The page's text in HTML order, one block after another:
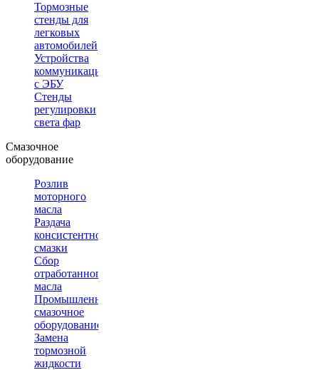
Тормозные
стенды для
легковых
автомобилей
Устройства
коммуникации
с ЭБУ
Стенды
регулировки
света фар
Смазочное
оборудование
Розлив
моторного
масла
Раздача
консистентной
смазки
Сбор
отработанного
масла
Промышленное
смазочное
оборудование
Замена
тормозной
жидкости